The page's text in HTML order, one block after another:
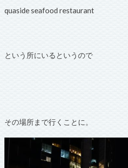
quaside seafood restaurant
という所にいるというので
その場所まで行くことに。